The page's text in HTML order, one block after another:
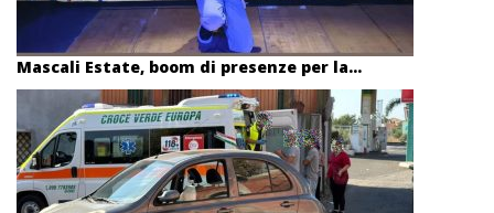
Mascali Estate, boom di presenze per la...